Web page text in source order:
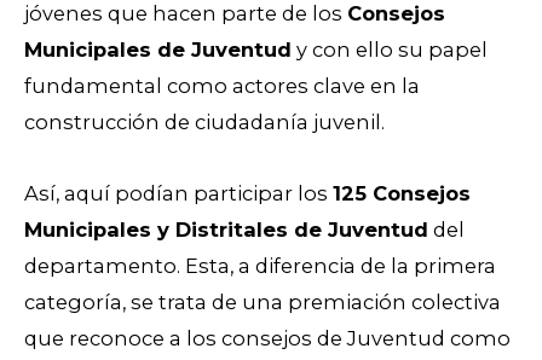
jóvenes que hacen parte de los Consejos
Municipales de Juventud y con ello su papel
fundamental como actores clave en la
construcción de ciudadanía juvenil.
Así, aquí podían participar los 125 Consejos
Municipales y Distritales de Juventud del
departamento. Esta, a diferencia de la primera
categoría, se trata de una premiación colectiva
que reconoce a los consejos de Juventud como